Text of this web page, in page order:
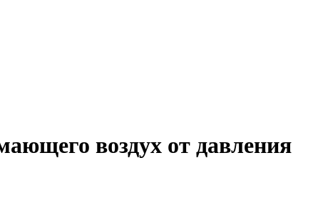
воздух от давления